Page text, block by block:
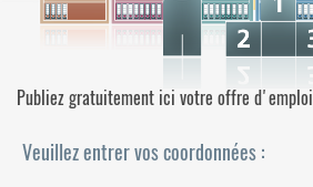
Publiez gratuitement ici votre offre d'emploi
Veuillez entrer vos coordonnées :